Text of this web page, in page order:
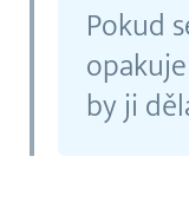
Pokud
by ji